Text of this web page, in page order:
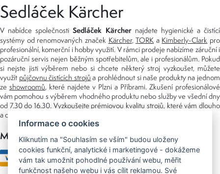
Sedláček Kärcher
V nabídce společnostiSedláček Kärchernajdete hygienické a čistící
systémy od renomovaných značek Kärcher,TORK a Kimberly-Clark pro
profesionální, komerční i hobby využití. V rámci prodeje nabízíme záruční i
pozáruční servis nejen běžným spotřebitelům, ale i profesionálům. Pokud
si nejste jisti výběrem nebo si chcete některý stroj vyzkoušet, můžete
využít půjčovnu čistících strojů a prohlédnout si naše produkty na jednom
ze showroomů, které najdete v Plzni a Příbrami. Zkušení profesionálové
vám pomohou s výběrem vhodného produktu nebo služby ve všední dny
od 7.30 do 16.30. Vyzkoušejte prémiovou kvalitu strojů, které vám dlouho
a dobře poslouží nejen doma, ale i v zaměstnání.
Možnosti platby
Informace o cookies
Kliknutím na "Souhlasím se vším" budou uloženy
cookies funkční, analytické i marketingové - dokážeme
vám tak umožnit pohodlné používání webu, měřit
funkčnost našeho webu i vás cílit reklamou. Své